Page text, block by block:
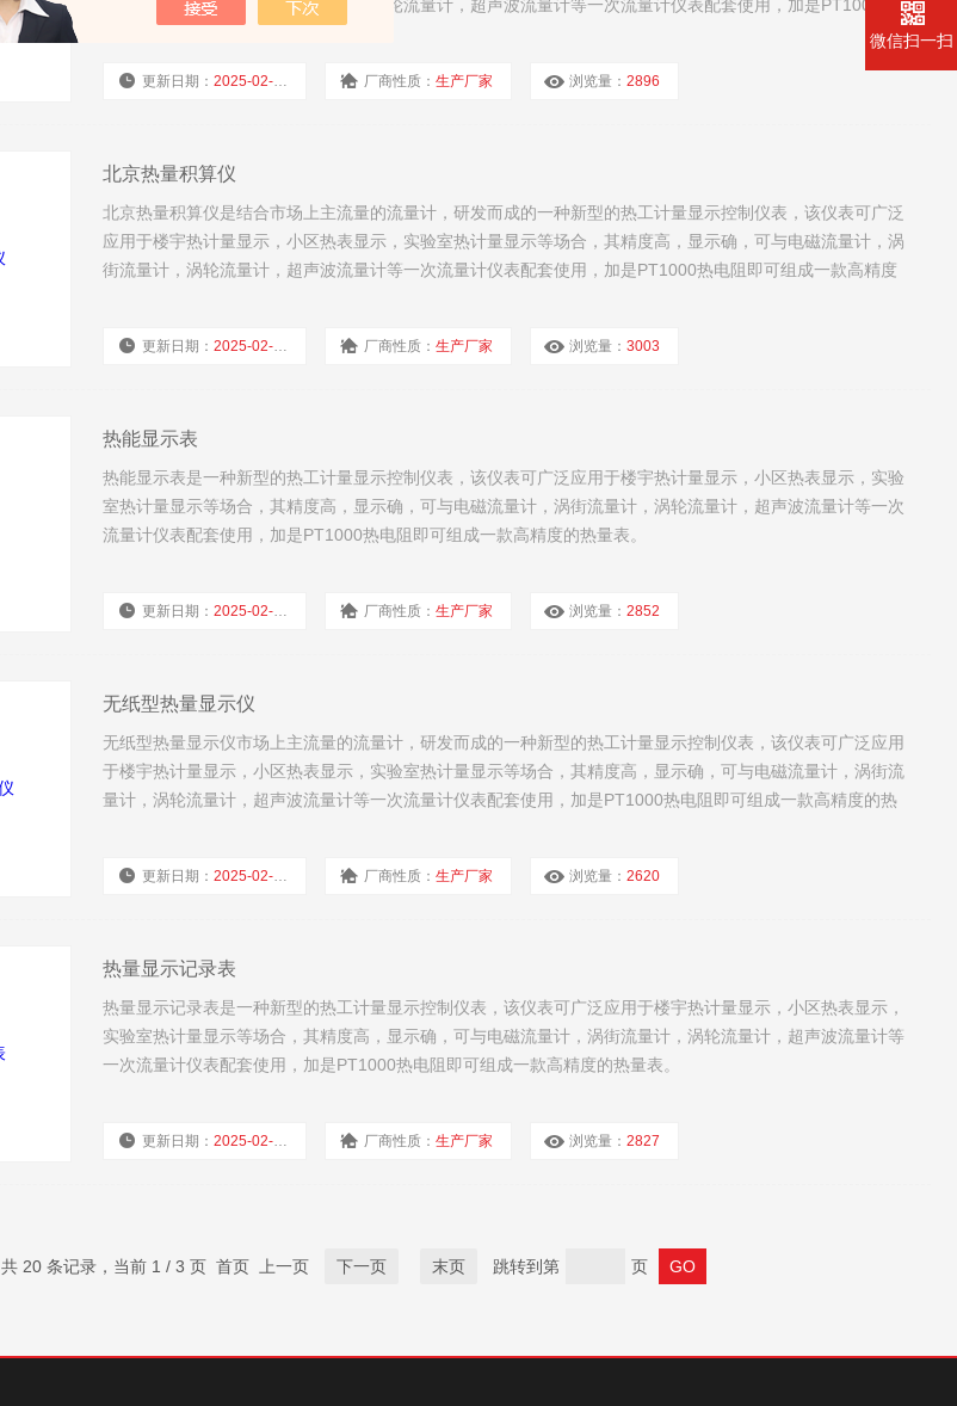
确，可与电磁流量计，涡街流量计，涡轮流量计，超声波流量计等一次流量计仪表配套使用，加是PT1000热
更新日期：2025-02-18 厂商性质：生产厂家 浏览量：2896
北京热量积算仪
北京热量积算仪是结合市场上主流量的流量计，研发而成的一种新型的热工计量显示控制仪表，该仪表可广泛
应用于楼宇热计量显示，小区热表显示，实验室热计量显示等场合，其精度高，显示确，可与电磁流量计，涡
街流量计，涡轮流量计，超声波流量计等一次流量计仪表配套使用，加是PT1000热电阻即可组成一款高精度
更新日期：2025-02-18 厂商性质：生产厂家 浏览量：3003
热能显示表
热能显示表是一种新型的热工计量显示控制仪表，该仪表可广泛应用于楼宇热计量显示，小区热表显示，实验
室热计量显示等场合，其精度高，显示确，可与电磁流量计，涡街流量计，涡轮流量计，超声波流量计等一次
流量计仪表配套使用，加是PT1000热电阻即可组成一款高精度的热量表。
更新日期：2025-02-18 厂商性质：生产厂家 浏览量：2852
无纸型热量显示仪
无纸型热量显示仪市场上主流量的流量计，研发而成的一种新型的热工计量显示控制仪表，该仪表可广泛应用
于楼宇热计量显示，小区热表显示，实验室热计量显示等场合，其精度高，显示确，可与电磁流量计，涡街流
量计，涡轮流量计，超声波流量计等一次流量计仪表配套使用，加是PT1000热电阻即可组成一款高精度的热
更新日期：2025-02-18 厂商性质：生产厂家 浏览量：2620
热量显示记录表
热量显示记录表是一种新型的热工计量显示控制仪表，该仪表可广泛应用于楼宇热计量显示，小区热表显示，
实验室热计量显示等场合，其精度高，显示确，可与电磁流量计，涡街流量计，涡轮流量计，超声波流量计等
一次流量计仪表配套使用，加是PT1000热电阻即可组成一款高精度的热量表。
更新日期：2025-02-18 厂商性质：生产厂家 浏览量：2827
共 20 条记录，当前 1 / 3 页 首页 上一页 下一页 末页 跳转到第 页
微信扫一扫